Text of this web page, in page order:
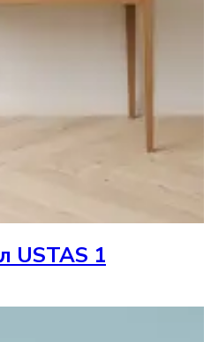
USTAS 1